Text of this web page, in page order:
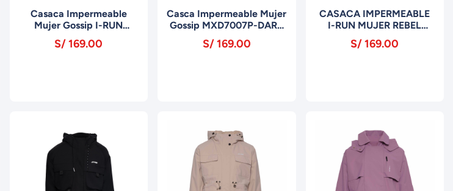
Casaca Impermeable
Mujer Gossip I-RUN
MXD7007P-LAVENDER
S/ 169.00
Casca Impermeable Mujer
Gossip MXD7007P-DARK
GREEN
S/ 169.00
CASACA IMPERMEABLE
I-RUN MUJER REBEL
MXD7002P MORADO
S/ 169.00